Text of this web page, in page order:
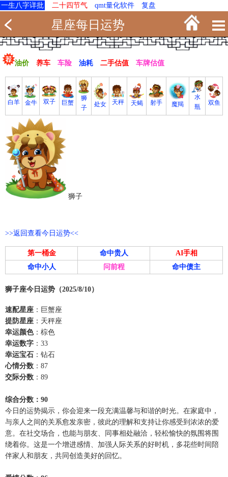
一生八字详批 二十四节气 qmt量化软件 复盘
星座每日运势
油价 养车 车险 油耗 二手估值 车牌估值
白羊 金牛 双子 巨蟹
狮
子
处女 天秤 天蝎 射手 魔羯
水
瓶
双鱼
狮子
>>返回查看今日运势<<
第一桶金 命中贵人
AI手相
命中小人
问前程 命中债主
狮子座今日运势（2025/8/10）
速配星座 ：巨蟹座
提防星座 ：天秤座
幸运颜色：棕色
幸运数字 ：33
幸运宝石 ：钻石
心情分数 ：87
交际分数 ：89
综合分数：90
今日的运势揭示，你会迎来一段充满温馨与和谐的时光。在家庭中，
与亲人之间的关系愈发亲密，彼此的理解和支持让你感受到浓浓的爱
意。在社交场合，也能与朋友、同事相处融洽，轻松愉快的氛围将围
绕着你。这是一个增进感情、加强人际关系的好时机，多花些时间陪
伴家人和朋友，共同创造美好的回忆。